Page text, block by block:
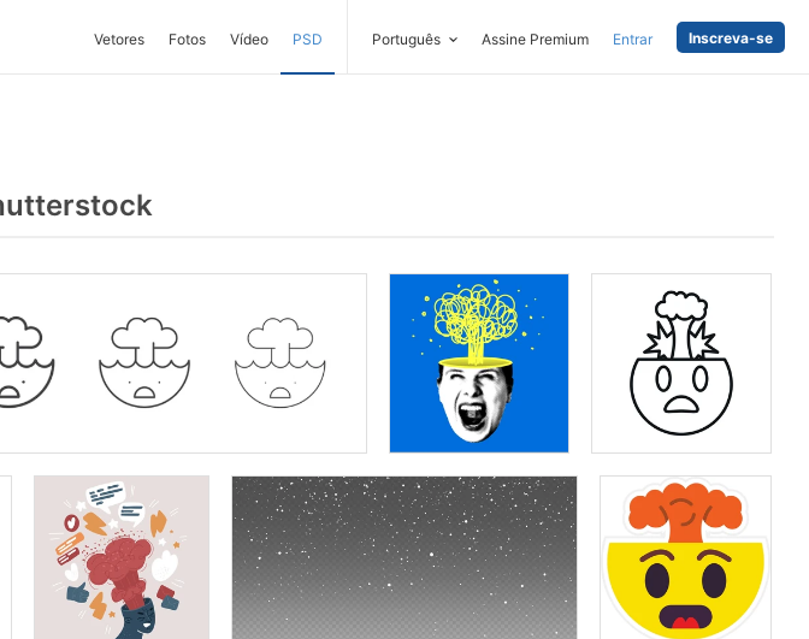
Vetores Fotos Vídeo PSD Português Assine Premium Entrar Inscreva-se